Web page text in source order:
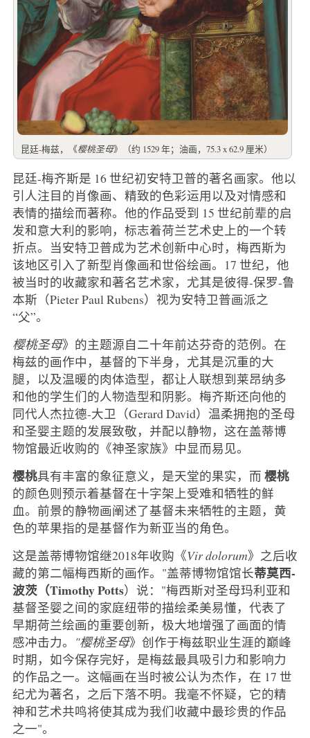
昆廷-梅兹，《樱桃圣母》（约 1529 年；油画，75.3 x 62.9 厘米）
昆廷-梅齐斯是 16 世纪初安特卫普的著名画家。他以
引人注目的肖像画、精致的色彩运用以及对情感和
表情的描绘而著称。他的作品受到 15 世纪前辈的启
发和意大利的影响，标志着荷兰艺术史上的一个转
折点。当安特卫普成为艺术创新中心时，梅西斯为
该地区引入了新型肖像画和世俗绘画。17 世纪，他
被当时的收藏家和著名艺术家，尤其是彼得-保罗-鲁
本斯（Pieter Paul Rubens）视为安特卫普画派之
“父”。
樱桃圣母》的主题源自二十年前达芬奇的范例。在
梅兹的画作中，基督的下半身，尤其是沉重的大
腿，以及温暖的肉体造型，都让人联想到莱昂纳多
和他的学生们的人物造型和阴影。梅齐斯还向他的
同代人杰拉德-大卫（Gerard David）温柔拥抱的圣母
和圣婴主题的发展致敬，并配以静物，这在盖蒂博
物馆最近收购的《神圣家族》中显而易见。
樱桃具有丰富的象征意义，是天堂的果实，而 樱桃
的颜色则预示着基督在十字架上受难和牺牲的鲜
血。前景的静物画阐述了基督未来牺牲的主题，黄
色的苹果指的是基督作为新亚当的角色。
这是盖蒂博物馆继2018年收购《Vir dolorum》之后收
藏的第二幅梅西斯的画作。"盖蒂博物馆馆长蒂莫西-
波茨（Timothy Potts）说："梅西斯对圣母玛利亚和
基督圣婴之间的家庭纽带的描绘柔美易懂，代表了
早期荷兰绘画的重要创新，极大地增强了画面的情
感冲击力。 "樱桃圣母》创作于梅兹职业生涯的巅峰
时期，如今保存完好，是梅兹最具吸引力和影响力
的作品之一。这幅画在当时被公认为杰作，在 17 世
纪尤为著名，之后下落不明。我毫不怀疑，它的精
神和艺术共鸣将使其成为我们收藏中最珍贵的作品
之一"。